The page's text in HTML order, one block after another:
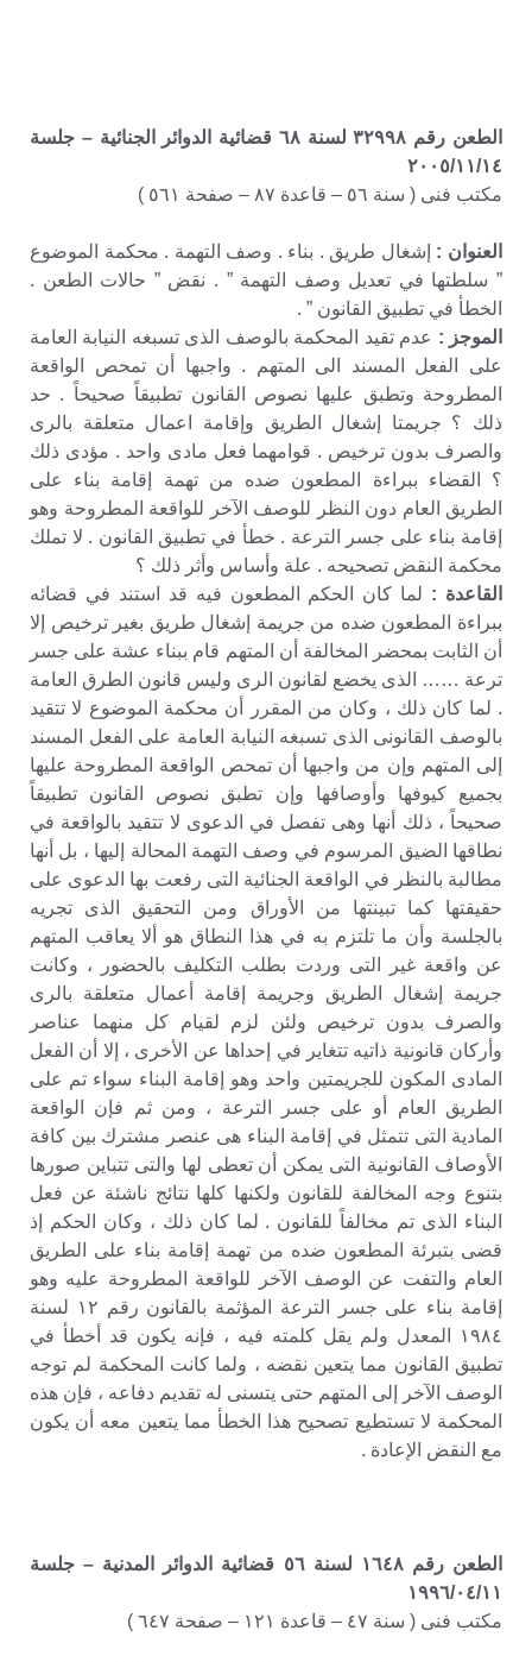
الطعن رقم ٣٢٩٩٨ لسنة ٦٨ قضائية الدوائر الجنائية – جلسة
٢٠٠٥/١١/١٤
مكتب فنى ( سنة ٥٦ – قاعدة ٨٧ – صفحة ٥٦١ )
العنوان : إشغال طريق . بناء . وصف التهمة . محكمة الموضوع
” سلطتها في تعديل وصف التهمة ” . نقض ” حالات الطعن .
الخطأ في تطبيق القانون ” .
الموجز : عدم تقيد المحكمة بالوصف الذى تسبغه النيابة العامة
على الفعل المسند الى المتهم . واجبها أن تمحص الواقعة
المطروحة وتطبق عليها نصوص القانون تطبيقاً صحيحاً . حد
ذلك ؟ جريمتا إشغال الطريق وإقامة اعمال متعلقة بالرى
والصرف بدون ترخيص . قوامهما فعل مادى واحد . مؤدى ذلك
؟ القضاء ببراءة المطعون ضده من تهمة إقامة بناء على
الطريق العام دون النظر للوصف الآخر للواقعة المطروحة وهو
إقامة بناء على جسر الترعة . خطأ في تطبيق القانون . لا تملك
محكمة النقض تصحيحه . علة وأساس وأثر ذلك ؟
القاعدة : لما كان الحكم المطعون فيه قد استند في قضائه
ببراءة المطعون ضده من جريمة إشغال طريق بغير ترخيص إلا
أن الثابت بمحضر المخالفة أن المتهم قام ببناء عشة على جسر
ترعة …… الذى يخضع لقانون الرى وليس قانون الطرق العامة
. لما كان ذلك ، وكان من المقرر أن محكمة الموضوع لا تتقيد
بالوصف القانونى الذى تسبغه النيابة العامة على الفعل المسند
إلى المتهم وإن من واجبها أن تمحص الواقعة المطروحة عليها
بجميع كيوفها وأوصافها وإن تطبق نصوص القانون تطبيقاً
صحيحاً ، ذلك أنها وهى تفصل في الدعوى لا تتقيد بالواقعة في
نطاقها الضيق المرسوم في وصف التهمة المحالة إليها ، بل أنها
مطالبة بالنظر في الواقعة الجنائية التى رفعت بها الدعوى على
حقيقتها كما تبينتها من الأوراق ومن التحقيق الذى تجريه
بالجلسة وأن ما تلتزم به في هذا النطاق هو ألا يعاقب المتهم
عن واقعة غير التى وردت بطلب التكليف بالحضور ، وكانت
جريمة إشغال الطريق وجريمة إقامة أعمال متعلقة بالرى
والصرف بدون ترخيص ولئن لزم لقيام كل منهما عناصر
وأركان قانونية ذاتيه تتغاير في إحداها عن الأخرى ، إلا أن الفعل
المادى المكون للجريمتين واحد وهو إقامة البناء سواء تم على
الطريق العام أو على جسر الترعة ، ومن ثم فإن الواقعة
المادية التى تتمثل في إقامة البناء هى عنصر مشترك بين كافة
الأوصاف القانونية التى يمكن أن تعطى لها والتى تتباين صورها
بتنوع وجه المخالفة للقانون ولكنها كلها نتائج ناشئة عن فعل
البناء الذى تم مخالفاً للقانون . لما كان ذلك ، وكان الحكم إذ
قضى بتبرئة المطعون ضده من تهمة إقامة بناء على الطريق
العام والتفت عن الوصف الآخر للواقعة المطروحة عليه وهو
إقامة بناء على جسر الترعة المؤثمة بالقانون رقم ١٢ لسنة
١٩٨٤ المعدل ولم يقل كلمته فيه ، فإنه يكون قد أخطأ في
تطبيق القانون مما يتعين نقضه ، ولما كانت المحكمة لم توجه
الوصف الآخر إلى المتهم حتى يتسنى له تقديم دفاعه ، فإن هذه
المحكمة لا تستطيع تصحيح هذا الخطأ مما يتعين معه أن يكون
مع النقض الإعادة .
الطعن رقم ١٦٤٨ لسنة ٥٦ قضائية الدوائر المدنية – جلسة
١٩٩٦/٠٤/١١
مكتب فنى ( سنة ٤٧ – قاعدة ١٢١ – صفحة ٦٤٧ )